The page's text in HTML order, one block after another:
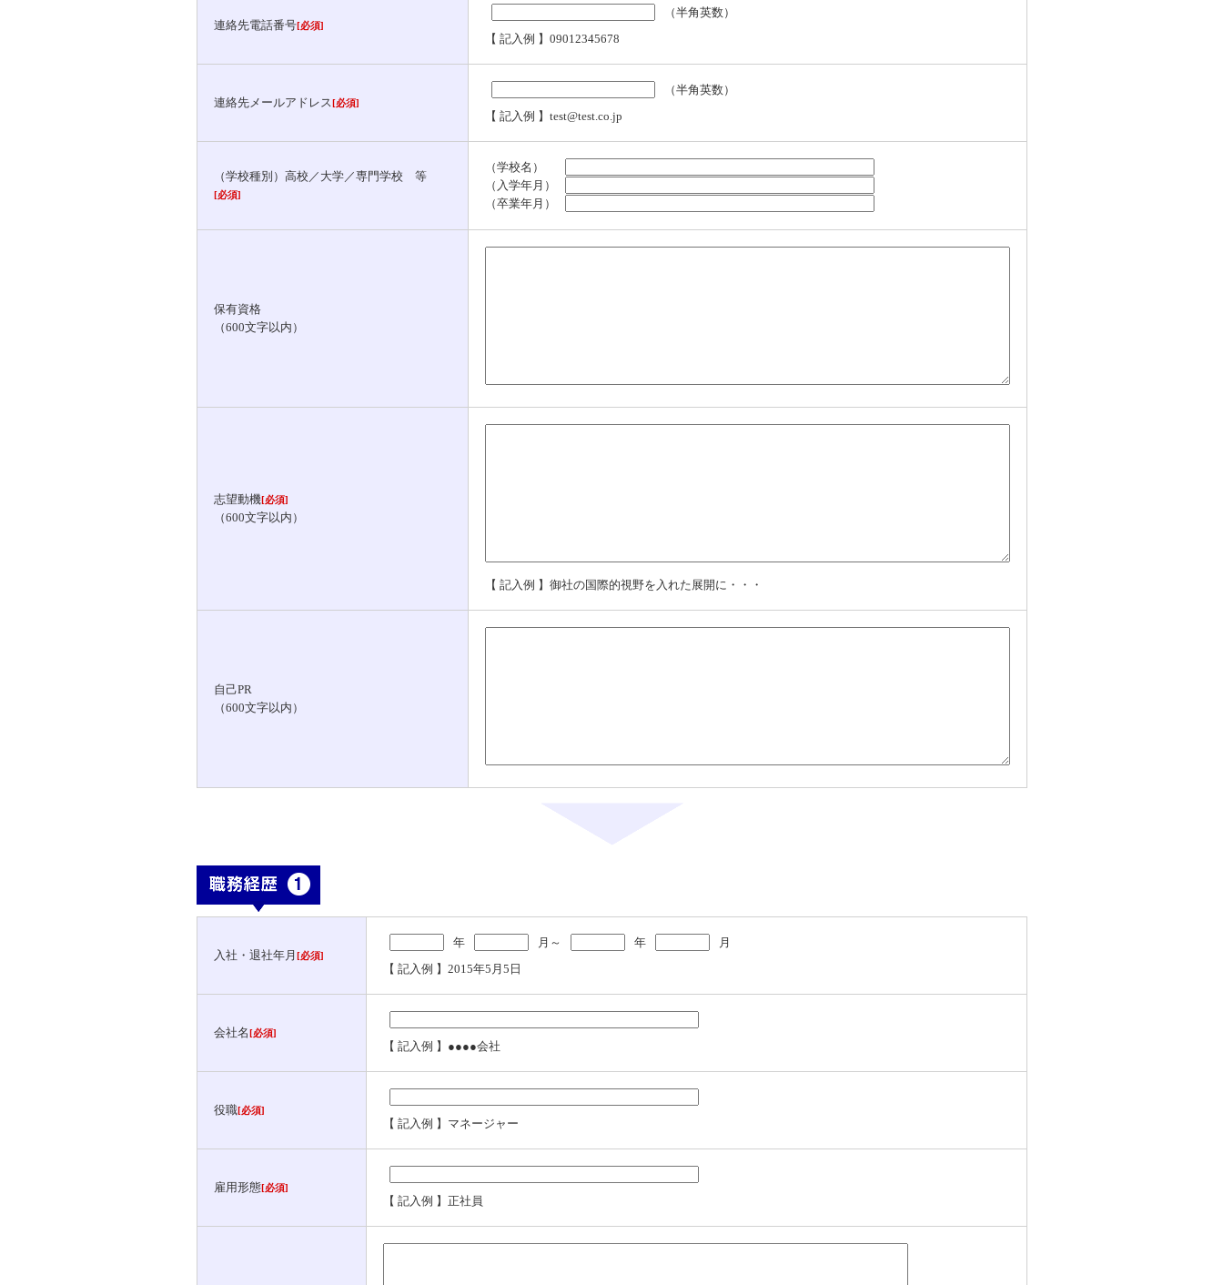
連絡先電話番号[必須]
（半角英数）
【 記入例 】09012345678
連絡先メールアドレス[必須]
（半角英数）
【 記入例 】test@test.co.jp
（学校種別）高校／大学／専門学校 等
[必須]
（学校名）
（入学年月）
（卒業年月）
保有資格
（600文字以内）
志望動機[必須]
（600文字以内）
【 記入例 】御社の国際的視野を入れた展開に・・・
自己PR
（600文字以内）
入社・退社年月 [必須]
年 月～ 年
月
【 記入例 】2015年5月5日
会社名[必須]
【 記入例 】●●●●会社
役職[必須]
【 記入例 】マネージャー
雇用形態[必須]
【 記入例 】正社員